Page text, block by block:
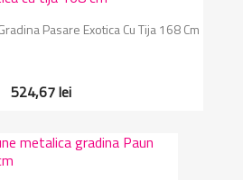
Pasare Exotica Cu Tija 168 Cm
524,67 lei